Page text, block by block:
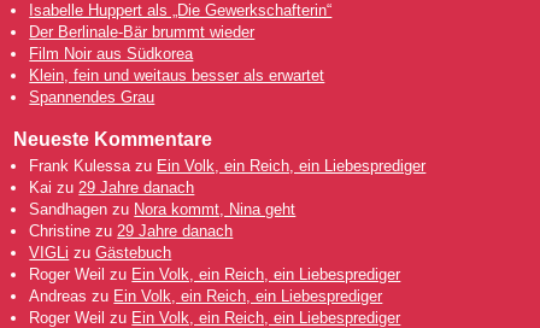
Isabelle Huppert als „Die Gewerkschafterin“
Der Berlinale-Bär brummt wieder
Film Noir aus Südkorea
Klein, fein und weitaus besser als erwartet
Spannendes Grau
Neueste Kommentare
Frank Kulessa zu Ein Volk, ein Reich, ein Liebesprediger
Kai zu 29 Jahre danach
Sandhagen zu Nora kommt, Nina geht
Christine zu 29 Jahre danach
VIGLi zuGästebuch
Roger Weil zu Ein Volk, ein Reich, ein Liebesprediger
Andreas zu Ein Volk, ein Reich, ein Liebesprediger
Roger Weil zu Ein Volk, ein Reich, ein Liebesprediger